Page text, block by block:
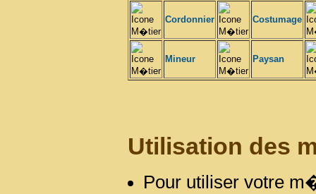
Cordonnier Costumage
Mineur Paysan
Utilisation des
Pour utiliser votre